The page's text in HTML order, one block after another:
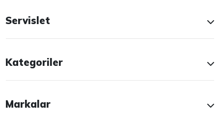
Servislet
Kategoriler
Markalar